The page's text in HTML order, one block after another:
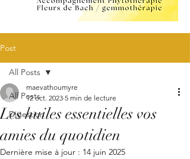
Post
All Posts
Digestion
All Posts
Les huiles essentielles vos
amies du quotidien
maevathoumyre
12 oct. 2023 5 min de lecture
Dernière mise à jour : 14 juin 2025